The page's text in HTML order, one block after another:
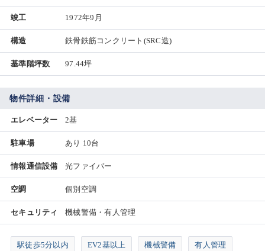
竣工 1972年9月
構造 鉄骨鉄筋コンクリート(SRC造)
基準階坪数 97.44坪
物件詳細・設備
エレベーター 2基
駐車場 あり 10台
情報通信設備 光ファイバー
空調 個別空調
セキュリティ 機械警備・有人管理
駅徒歩5分以内 EV2基以上 機械警備 有人管理